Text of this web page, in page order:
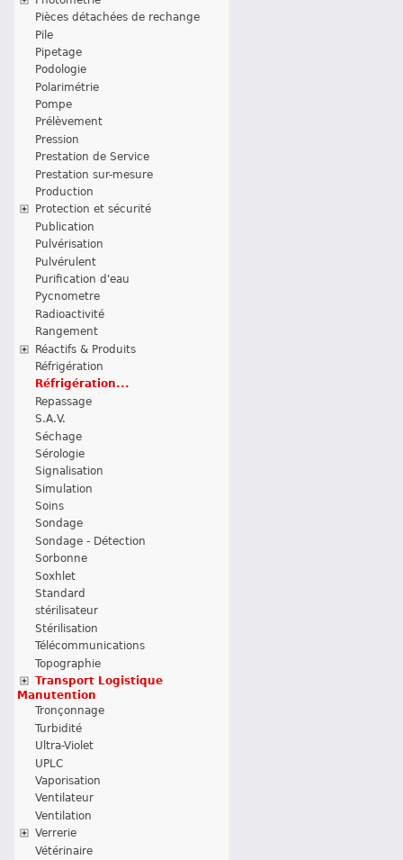
Pièces détachées de rechange
Pile
Pipetage
Podologie
Polarimétrie
Pompe
Prélèvement
Pression
Prestation de Service
Prestation sur-mesure
Production
Protection et sécurité
Publication
Pulvérisation
Pulvérulent
Purification d'eau
Pycnometre
Radioactivité
Rangement
Réactifs & Produits
Réfrigération
Réfrigération...
Repassage
S.A.V.
Séchage
Sérologie
Signalisation
Simulation
Soins
Sondage
Sondage - Détection
Sorbonne
Soxhlet
Standard
stérilisateur
Stérilisation
Télécommunications
Topographie
Transport Logistique
Manutention
Tronçonnage
Turbidité
Ultra-Violet
UPLC
Vaporisation
Ventilateur
Ventilation
Verrerie
Vétérinaire